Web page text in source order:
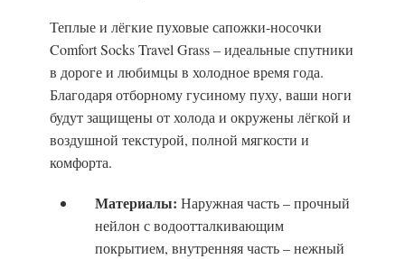
Теплые и лёгкие пуховые сапожки-носочки
Comfort Socks Travel Grass – идеальные спутники
в дороге и любимцы в холодное время года.
Благодаря отборному гусиному пуху, ваши ноги
будут защищены от холода и окружены лёгкой и
воздушной текстурой, полной мягкости и
комфорта.
Материалы: Наружная часть – прочный
нейлон с водоотталкивающим
покрытием, внутренняя часть – нежный